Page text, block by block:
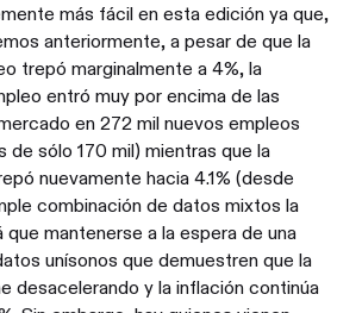
más fácil en esta edición ya que,
anteriormente, a pesar de que la
trepó marginalmente a 4%, la
entró muy por encima de las
en 272 mil nuevos empleos
sólo 170 mil) mientras que la
nuevamente hacia 4.1% (desde
combinación de datos mixtos la
que mantenerse a la espera de una
unísonos que demuestren que la
desacelerando y la inflación continúa